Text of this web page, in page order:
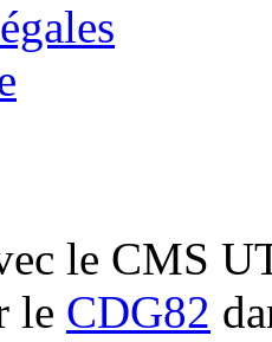
le CMS
le CDG82